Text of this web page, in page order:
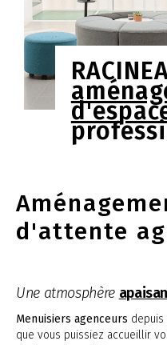
d'attente
Une atmosphère
Menuisiers agenceurs depuis
que vous puissiez accueillir